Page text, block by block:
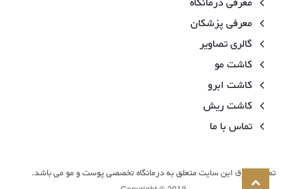
معرفی پزشکان
گالری تصاویر
کاشت مو
کاشت ابرو
کاشت ریش
تماس با ما
تمامی حقوق این سایت متعلق به درمانگاه تخصصی پوست و مو می باشد.